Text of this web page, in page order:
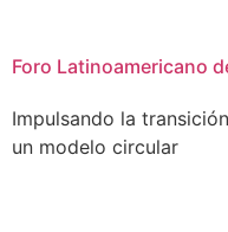
Foro Latinoamericano
Impulsando la
un modelo circular